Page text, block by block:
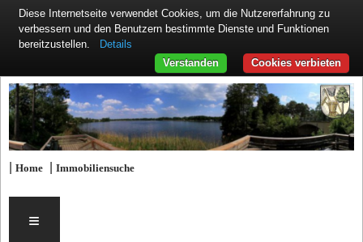
|Home |Immobiliensuche
≡
Diese Internetseite verwendet Cookies, um die Nutzererfahrung zu
verbessern und den Benutzern bestimmte Dienste und Funktionen
bereitzustellen.
Details
Cookies verbieten
Verstanden